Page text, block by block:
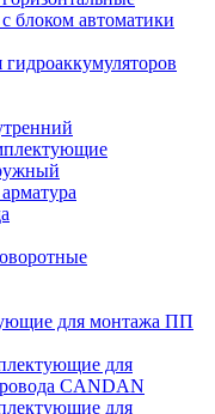
блоком автоматики
для монтажа ПП
для
CANDAN
для